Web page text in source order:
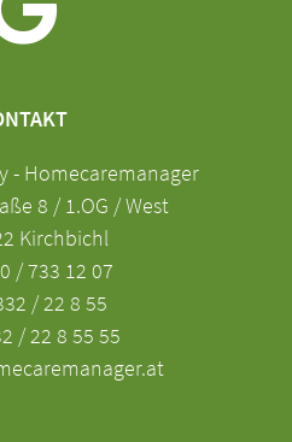
- Homecaremanager
8 / 1.OG / West
Kirchbichl
/ 733 12 07
/ 22 8 55
/ 22 8 55 55